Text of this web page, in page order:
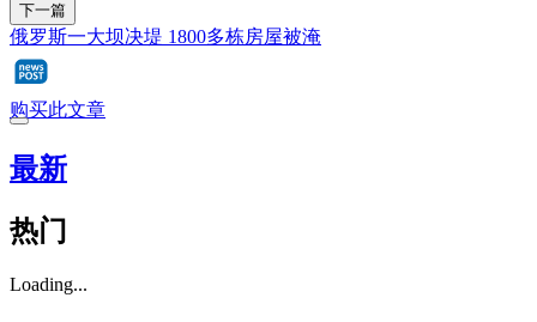
下一篇
俄罗斯一大坝决堤 1800多栋房屋被淹
购买此文章
最新
热门
Loading...